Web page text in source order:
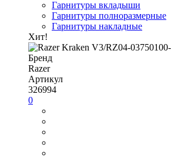
Гарнитуры вкладыши
Гарнитуры полноразмерные
Гарнитуры накладные
Хит!
Бренд
Razer
Артикул
326994
0